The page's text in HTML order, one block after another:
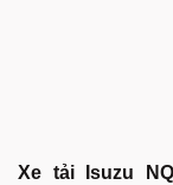
Xe tải Isuzu